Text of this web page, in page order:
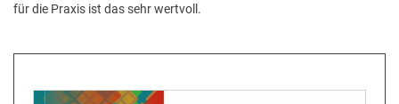
für die Praxis ist das sehr wertvoll.